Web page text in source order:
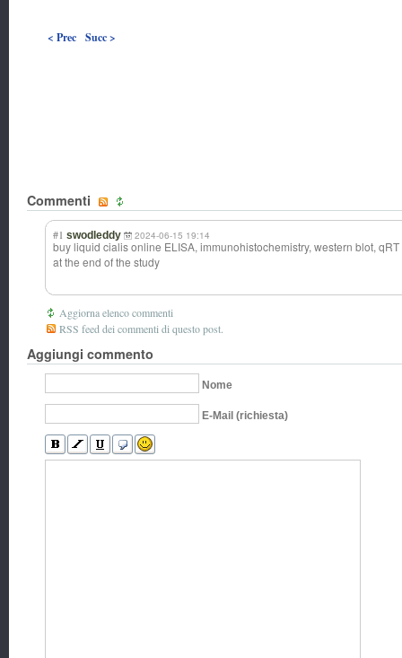
< Prec Succ >
Commenti
#1 swodleddy 2024-06-15 19:14
buy liquid cialis online ELISA, immunohistochemistry, western blot,
at the end of the study
Aggiorna elenco commenti
RSS feed dei commenti di questo post.
Aggiungi commento
Nome
E-Mail (richiesta)